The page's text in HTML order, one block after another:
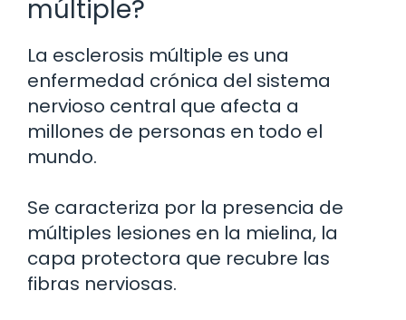
múltiple?
La esclerosis múltiple es una
enfermedad crónica del sistema
nervioso central que afecta a
millones de personas en todo el
mundo.
Se caracteriza por la presencia de
múltiples lesiones en la mielina, la
capa protectora que recubre las
fibras nerviosas.